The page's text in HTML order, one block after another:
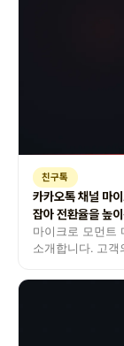
친구톡
카카오톡 채널 마
잡아 전환율을 높
마이크로 모먼트
소개합니다. 고